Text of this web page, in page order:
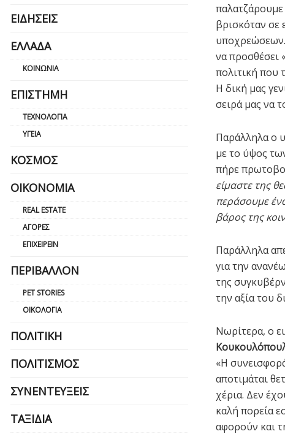
βρισκόταν σε
υποχρεώσεων.
να προσθέσει
πολιτική που
Η δική μας
σειρά μας να
Παράλληλα ο
με το ύψος
πήρε
είμαστε της
περάσουμε
βάρος της
Παράλληλα
για την
της
την αξία του
Νωρίτερα, ο
«Η
αποτιμάται
χέρια. Δεν
καλή πορεία
αφορούν και
ΕΙΔΉΣΕΙΣ
ΕΛΛΆΔΑ
ΚΟΙΝΩΝΊΑ
ΕΠΙΣΤΉΜΗ
ΤΕΧΝΟΛΟΓΊΑ
ΥΓΕΊΑ
ΚΌΣΜΟΣ
ΟΙΚΟΝΟΜΊΑ
REAL ESTATE
ΑΓΟΡΈΣ
ΕΠΙΧΕΙΡΕΊΝ
ΠΕΡΙΒΆΛΛΟΝ
PET STORIES
ΟΙΚΟΛΟΓΊΑ
ΠΟΛΙΤΙΚΉ
ΠΟΛΙΤΙΣΜΌΣ
ΣΥΝΕΝΤΕΎΞΕΙΣ
ΤΑΞΊΔΙΑ